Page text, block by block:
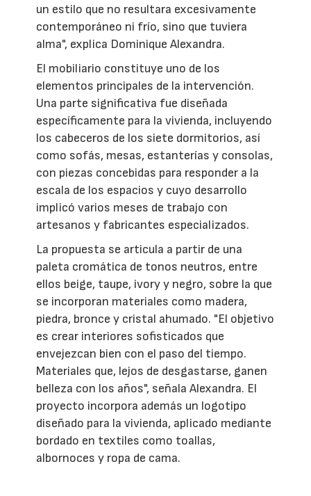
un estilo que no resultara excesivamente
contemporáneo ni frío, sino que tuviera
alma", explica Dominique Alexandra.
El mobiliario constituye uno de los
elementos principales de la intervención.
Una parte significativa fue diseñada
específicamente para la vivienda, incluyendo
los cabeceros de los siete dormitorios, así
como sofás, mesas, estanterías y consolas,
con piezas concebidas para responder a la
escala de los espacios y cuyo desarrollo
implicó varios meses de trabajo con
artesanos y fabricantes especializados.
La propuesta se articula a partir de una
paleta cromática de tonos neutros, entre
ellos beige, taupe, ivory y negro, sobre la que
se incorporan materiales como madera,
piedra, bronce y cristal ahumado. "El objetivo
es crear interiores sofisticados que
envejezcan bien con el paso del tiempo.
Materiales que, lejos de desgastarse, ganen
belleza con los años", señala Alexandra. El
proyecto incorpora además un logotipo
diseñado para la vivienda, aplicado mediante
bordado en textiles como toallas,
albornoces y ropa de cama.